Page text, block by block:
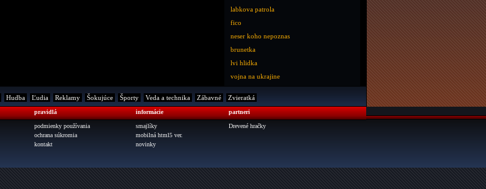
labkova patrola
fico
neser koho nepoznas
brunetka
lvi hlidka
vojna na ukrajine
Hudba Ľudia Reklamy Šokujúce Športy Veda a technika Zábavné Zvieratká
pravidlá
podmienky používania
ochrana súkromia
kontakt
informácie
smajlíky
mobilná html5 ver.
novinky
partneri
Drevené hračky